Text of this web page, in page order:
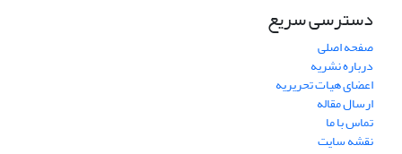
دسترسی سریع
صفحه اصلی
درباره نشریه
اعضای هیات تحریریه
ارسال مقاله
تماس با ما
نقشه سایت